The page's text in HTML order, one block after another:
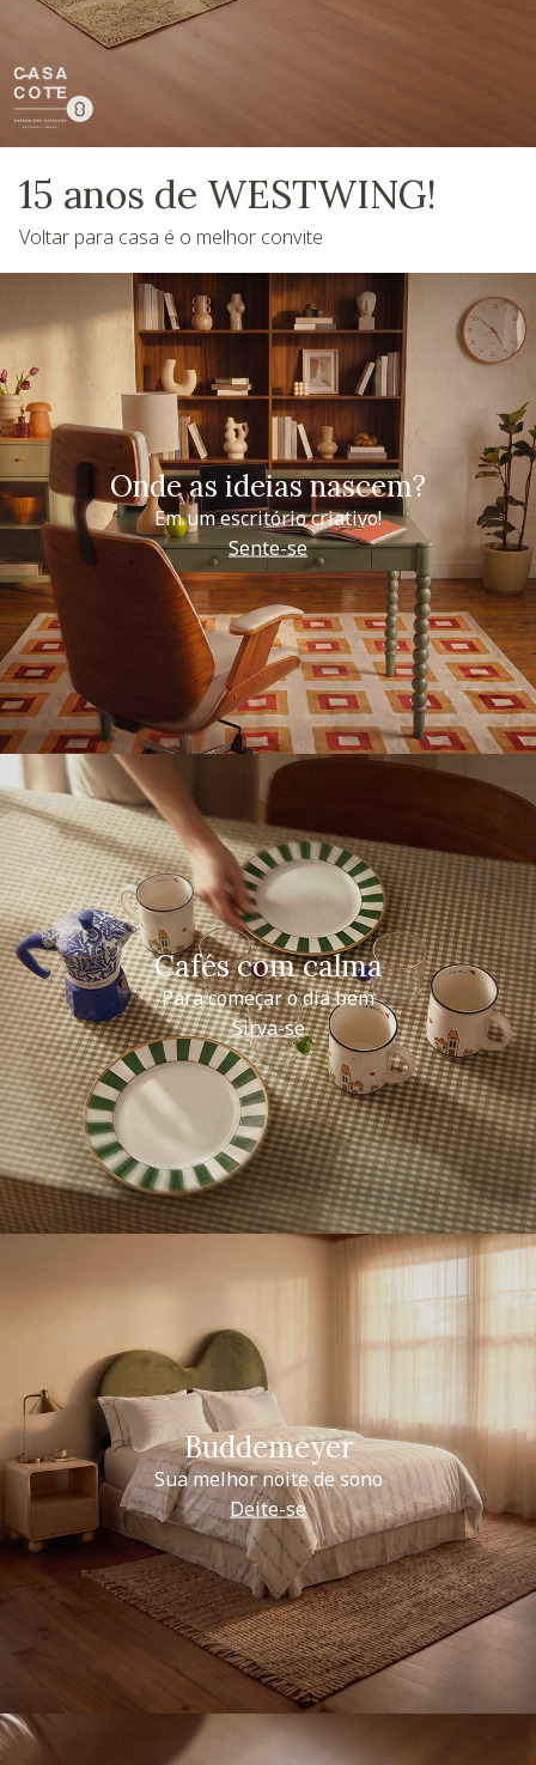
15 anos de WESTWING!
Voltar para casa é o melhor convite
Onde as ideias nascem?
Em um escritório criativo!
Sente-se
Cafés com calma
Para começar o dia bem
Sirva-se
Buddemeyer
Sua melhor noite de sono
Deite-se